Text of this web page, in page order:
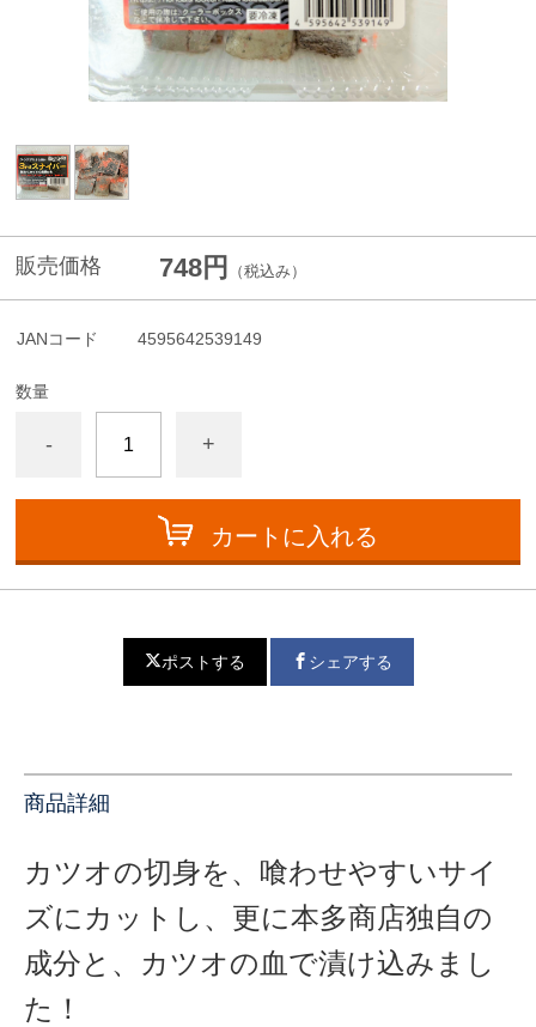
販売価格 748円 （税込み）
JANコード 4595642539149
数量
- +
カートに入れる
ポストする シェアする
商品詳細
カツオの切身を、喰わせやすいサイ
ズにカットし、更に本多商店独自の
成分と、カツオの血で漬け込みまし
た！